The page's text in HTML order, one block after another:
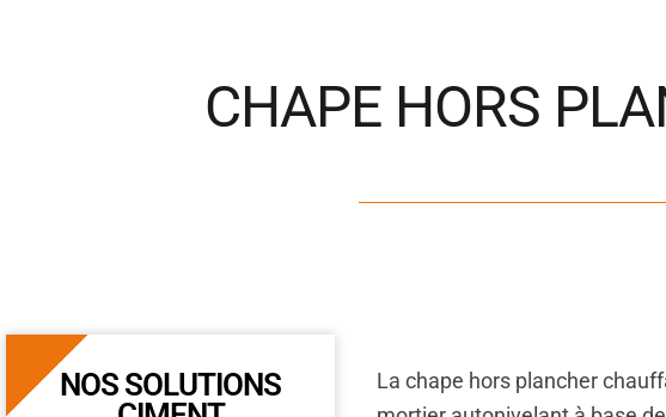
CHAPE HORS
NOS SOLUTIONS
La chape hors plancher